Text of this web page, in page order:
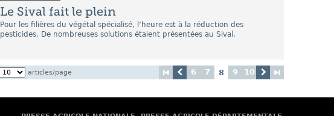
Le Sival fait le plein
Pour les filières du végétal spécialisé, l’heure est à la réduction des
pesticides. De nombreuses solutions étaient présentées au Sival.
6 7 8 9 10
articles/page